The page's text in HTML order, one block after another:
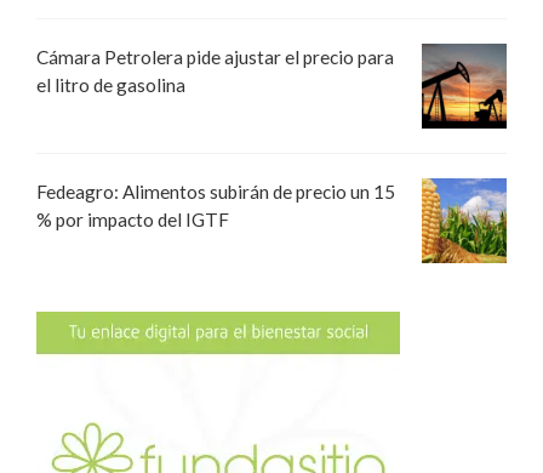
Cámara Petrolera pide ajustar el precio para
el litro de gasolina
Fedeagro: Alimentos subirán de precio un 15
% por impacto del IGTF